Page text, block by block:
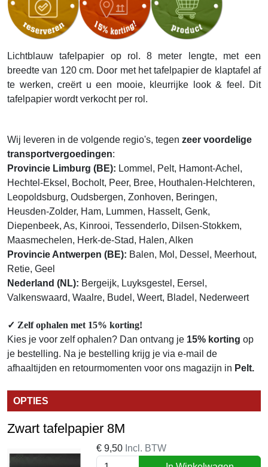
Lichtblauw tafelpapier op rol. 8 meter lengte, met een
breedte van 120 cm. Door met het tafelpapier de klaptafel af
te werken, creërt u een mooie, kleurrijke look & feel. Dit
tafelpapier wordt verkocht per rol.
Wij leveren in de volgende regio's, tegen zeer voordelige
transportvergoedingen:
Provincie Limburg (BE): Lommel, Pelt, Hamont-Achel,
Hechtel-Eksel, Bocholt, Peer, Bree, Houthalen-Helchteren,
Leopoldsburg, Oudsbergen, Zonhoven, Beringen,
Heusden-Zolder, Ham, Lummen, Hasselt, Genk,
Diepenbeek, As, Kinrooi, Tessenderlo, Dilsen-Stokkem,
Maasmechelen, Herk-de-Stad, Halen, Alken
Provincie Antwerpen (BE): Balen, Mol, Dessel, Meerhout,
Retie, Geel
Nederland (NL): Bergeijk, Luyksgestel, Eersel,
Valkenswaard, Waalre, Budel, Weert, Bladel, Nederweert
✓ Zelf ophalen met 15% korting!
Kies je voor zelf ophalen? Dan ontvang je 15% korting op
je bestelling. Na je bestelling krijg je via e-mail de
afhaaltijden en retourmomenten voor ons magazijn in Pelt.
OPTIES
Zwart tafelpapier 8M
€ 9,50 Incl. BTW